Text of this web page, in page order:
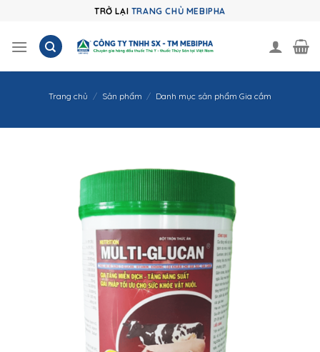
content
TRỞ LẠI TRANG CHỦ MEBIPHA
Trang chủ / Sản phẩm / Danh mục sản phẩm Gia cầm